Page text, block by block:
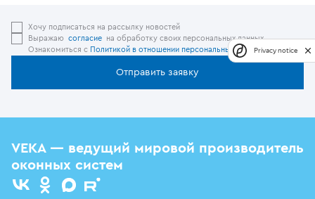
Хочу подписаться на рассылку новостей
Выражаю
согласие
на обработку своих персональных данных.
Ознакомиться с Политикой в отношении персональных данных.
Отправить заявку
VEKA — ведущий мировой производитель
оконных систем
Privacy notice